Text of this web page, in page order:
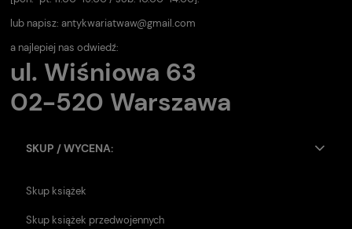
lub napisz: antykwariatwaw@gmail.com
a najlepiej nas odwiedź:
ul. Wiśniowa 63
02-520 Warszawa
SKUP / WYCENA:
Skup książek
Skup książek przedwojennych